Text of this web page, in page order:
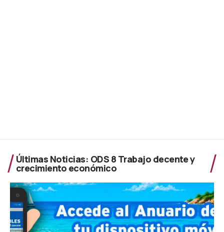
Últimas Noticias: ODS 8 Trabajo decente y
crecimiento económico